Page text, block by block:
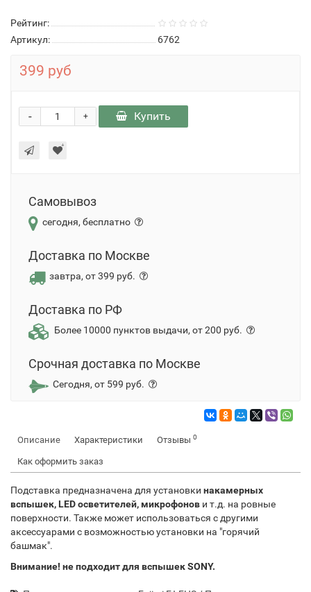
Рейтинг:
Артикул:
6762
399 руб
+
- Купить
Самовывоз
сегодня, бесплатно
Доставка по Москве
завтра, от 399 руб.
Доставка по РФ
Более 10000 пунктов выдачи, от 200 руб.
Срочная доставка по Москве
Сегодня, от 599 руб.
Описание Характеристики Отзывы 0
Как оформить заказ
Подставка предназначена для установки накамерных
вспышек, LED осветителей, микрофонов и т.д. на ровные
поверхности. Также может использоваться с другими
аксессуарами с возможностью установки на "горячий
башмак".
Внимание! не подходит для вспышек SONY.